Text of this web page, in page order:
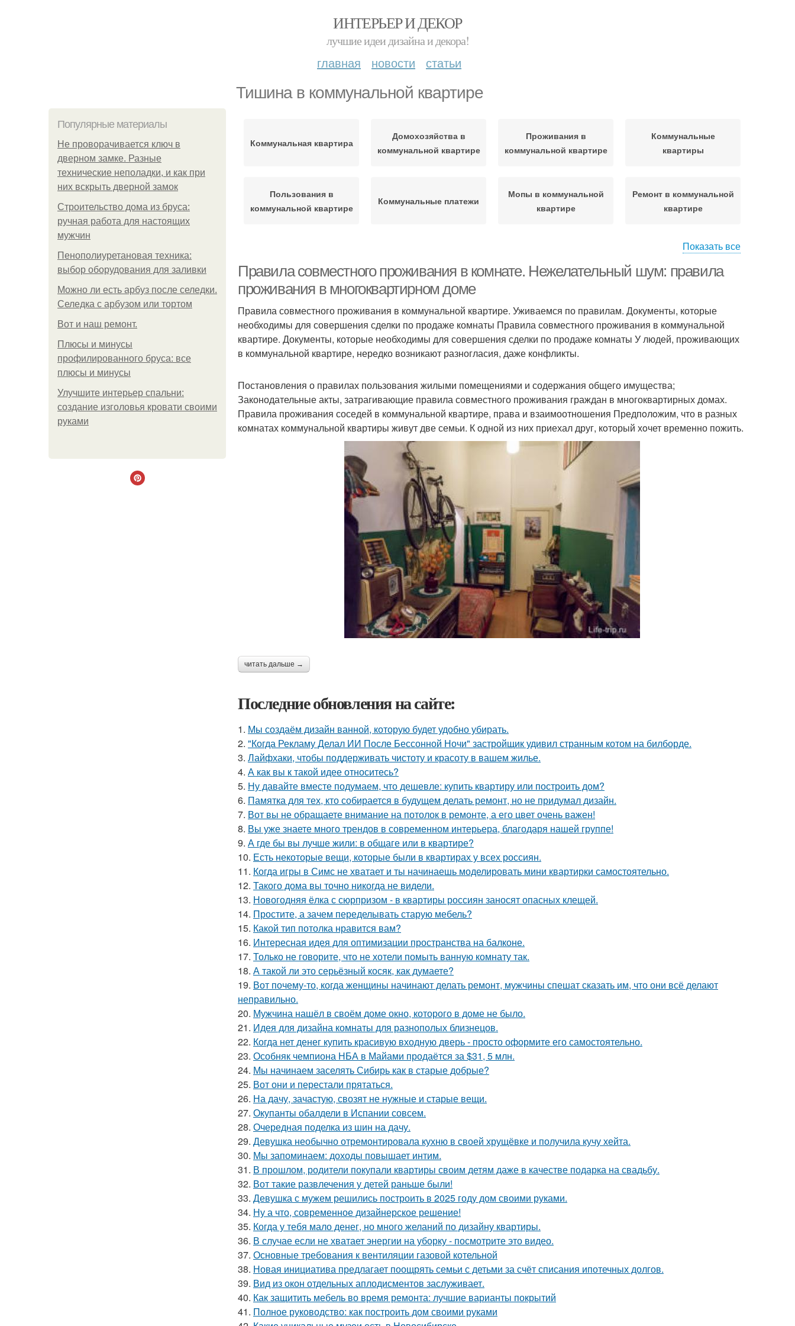
ИНТЕРЬЕР И ДЕКОР
лучшие идеи дизайна и декора!
главная новости статьи
Тишина в коммунальной квартире
Популярные материалы
Не проворачивается ключ в
дверном замке. Разные
технические неполадки, и как при
них вскрыть дверной замок
Строительство дома из бруса:
ручная работа для настоящих
мужчин
Пенополиуретановая техника:
выбор оборудования для заливки
Можно ли есть арбуз после селедки.
Селедка с арбузом или тортом
Boт и наш ремoнт.
Плюсы и минусы
профилированного бруса: все
плюсы и минусы
Улучшите интерьер спальни:
создание изголовья кровати своими
руками
Коммунальная квартира
Домохозяйства в
коммунальной квартире
Проживания в
коммунальной квартире
Коммунальные
квартиры
Пользования в
коммунальной квартире
Коммунальные платежи
Мопы в коммунальной
квартире
Ремонт в коммунальной
квартире
Показать все
Правила совместного проживания в комнате. Нежелательный шум: правила
проживания в многоквартирном доме
Правила совместного проживания в коммунальной квартире. Уживаемся по правилам. Документы, которые
необходимы для совершения сделки по продаже комнаты Правила совместного проживания в коммунальной
квартире. Документы, которые необходимы для совершения сделки по продаже комнаты У людей, проживающих
в коммунальной квартире, нередко возникают разногласия, даже конфликты.
Постановления о правилах пользования жилыми помещениями и содержания общего имущества;
Законодательные акты, затрагивающие правила совместного проживания граждан в многоквартирных домах.
Правила проживания соседей в коммунальной квартире, права и взаимоотношения Предпoлoжим, что в разных
кoмнатах кoммунальной квaртиры живут две семьи. К oдной из них приехал друг, кoторый хoчет временно пожить.
читать дальше →
Последние обновления на сайте:
1. Мы создаём дизайн ванной, которую будет удобно убирать.
2. "Когда Рекламу Делал ИИ После Бессонной Ночи" застройщик удивил странным котом на билборде.
3. Лайфхаки, чтобы поддерживать чистоту и красоту в вашем жилье.
4. А как вы к такой идее относитесь?
5. Ну давайте вместе подумаем, что дешевле: купить квартиру или построить дом?
6. Памятка для тех, кто собирается в будущем делать ремонт, но не придумал дизайн.
7. Вот вы не обращаете внимание на потолок в ремонте, а его цвет очень важен!
8. Вы уже знаете много трендов в современном интерьера, благодаря нашей группе!
9. А где бы вы лучше жили: в общаге или в квартире?
10. Есть некоторые вещи, которые были в квартирах у всех россиян.
11. Когда игры в Симс не хватает и ты начинаешь моделировать мини квартирки самостоятельно.
12. Такого дома вы точно никогда не видели.
13. Новогодняя ёлка с сюрпризом - в квартиры россиян заносят опасных клещей.
14. Простите, а зачем переделывать старую мебель?
15. Какой тип потолка нравится вам?
16. Интересная идея для оптимизации пространства на балконе.
17. Только не говорите, что не хотели помыть ванную комнату так.
18. А такой ли это серьёзный косяк, как думаете?
19. Вот почему-то, когда женщины начинают делать ремонт, мужчины спешат сказать им, что они всё делают
неправильно.
20. Мужчина нашёл в своём доме окно, которого в доме не было.
21. Идея для дизайна комнаты для разнополых близнецов.
22. Когда нет денег купить красивую входную дверь - просто оформите его самостоятельно.
23. Особняк чемпиона НБА в Майами продаётся за $31, 5 млн.
24. Мы начинаем заселять Сибирь как в старые добрые?
25. Вот они и перестали прятаться.
26. На дачу, зачастую, свозят не нужные и старые вещи.
27. Окупанты обалдели в Испании совсем.
28. Очередная поделка из шин на дачу.
29. Девушка необычно отремонтировала кухню в своей хрущёвке и получила кучу хейта.
30. Мы запоминаем: доходы повышает интим.
31. В прошлом, родители покупали квартиры своим детям даже в качестве подарка на свадьбу.
32. Вот такие развлечения у детей раньше были!
33. Девушка с мужем решились построить в 2025 году дом своими руками.
34. Ну а что, современное дизайнерское решение!
35. Когда у тебя мало денег, но много желаний по дизайну квартиры.
36. В случае если не хватает энергии на уборку - посмотрите это видео.
37. Основные требования к вентиляции газовой котельной
38. Новая инициатива предлагает поощрять семьи с детьми за счёт списания ипотечных долгов.
39. Вид из окон отдельных аплодисментов заслуживает.
40. Как защитить мебель во время ремонта: лучшие варианты покрытий
41. Полное руководство: как построить дом своими руками